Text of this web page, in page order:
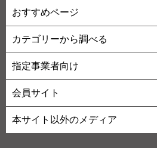
おすすめページ
カテゴリーから調べる
指定事業者向け
会員サイト
本サイト以外のメディア